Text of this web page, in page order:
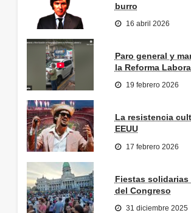
burro
16 abril 2026
Paro general y
la Reforma
19 febrero 2026
La resistencia
EEUU
17 febrero 2026
Fiestas solidarias
del Congreso
31 diciembre 2025